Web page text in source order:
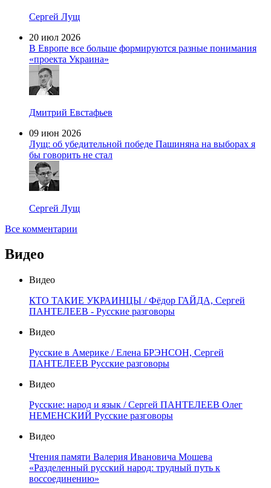
Сергей Лущ
20 июл 2026
В Европе все больше формируются разные понимания
«проекта Украина»
Дмитрий Евстафьев
09 июн 2026
Лущ: об убедительной победе Пашиняна на выборах я
бы говорить не стал
Сергей Лущ
Все комментарии
Видео
Видео
КТО ТАКИЕ УКРАИНЦЫ / Фёдор ГАЙДА, Сергей
ПАНТЕЛЕЕВ - Русские разговоры
Видео
Русские в Америке / Елена БРЭНСОН, Сергей
ПАНТЕЛЕЕВ Русские разговоры
Видео
Русские: народ и язык / Сергей ПАНТЕЛЕЕВ Олег
НЕМЕНСКИЙ Русские разговоры
Видео
Чтения памяти Валерия Ивановича Мошева
«Разделенный русский народ: трудный путь к
воссоединению»